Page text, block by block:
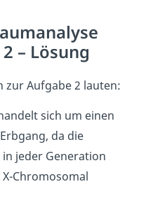
– Lösung
zur Aufgabe 2 lauten:
sich um einen
Erbgang, da die
jeder Generation
Chromosomal